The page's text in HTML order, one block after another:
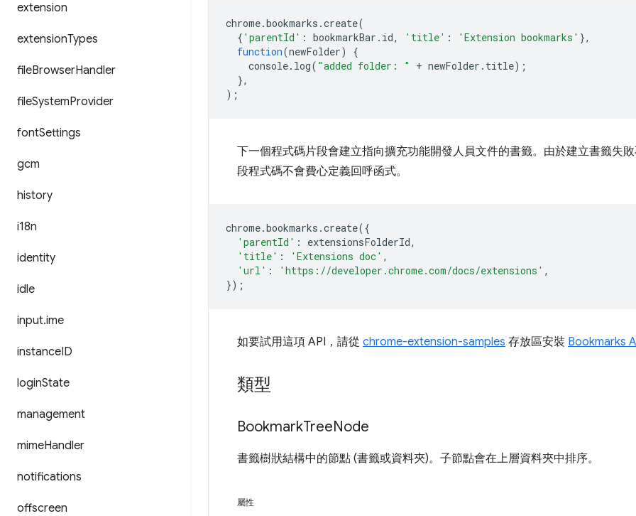
extension
extensionTypes
fileBrowserHandler
fileSystemProvider
fontSettings
gcm
history
i18n
identity
idle
input.ime
instanceID
loginState
management
mimeHandler
notifications
offscreen
chrome.bookmarks .create(
{ 'parentId' : bookmarkBar . id, 'title' : 'Extension bookmarks' },
function(newFolder)
{
console. log( "added folder: " + newFolder . title);
},
);
下一個程式碼片段會建立指向擴充功能開發人員文件的書籤。由於建立書籤失
段程式碼不會費心定義回呼函式。
chrome.bookmarks .create({
'parentId' : extensionsFolderId,
'title' : 'Extensions doc' ,
'url' : 'https://developer.chrome.com/docs/extensions' ,
});
如要試用這項 API，請從 chrome-extension-samples 存放區安裝 Bookmarks
類型
BookmarkTreeNode
書籤樹狀結構中的節點 (書籤或資料夾)。子節點會在上層資料夾中排序。
屬性